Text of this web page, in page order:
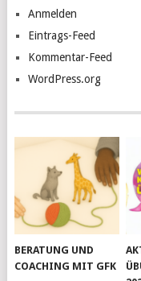
Anmelden
Eintrags-Feed
Kommentar-Feed
WordPress.org
BERATUNG UND
COACHING MIT GFK